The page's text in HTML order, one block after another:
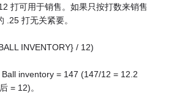
打可用于销售。如果只按打数来销售
.25 打无关紧要。
INVENTORY} / 12)
inventory = 147 (147/12 = 12.2
= 12)。